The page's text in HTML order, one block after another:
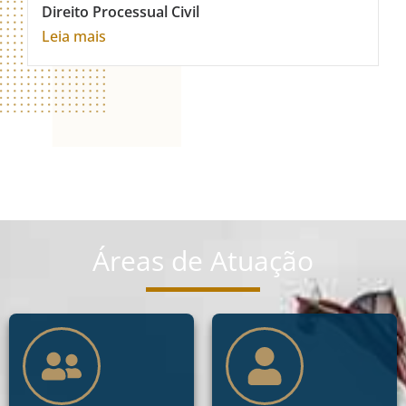
Direito Processual Civil
Leia mais
Áreas de Atuação